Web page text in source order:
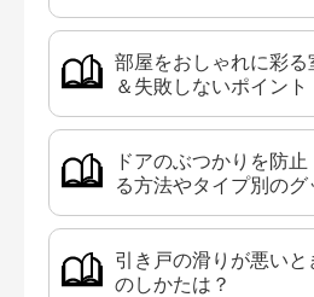
部屋をおしゃれに彩
＆失敗しないポイント
ドアのぶつかりを防
る方法やタイプ別のグ
引き戸の滑りが悪い
のしかたは？